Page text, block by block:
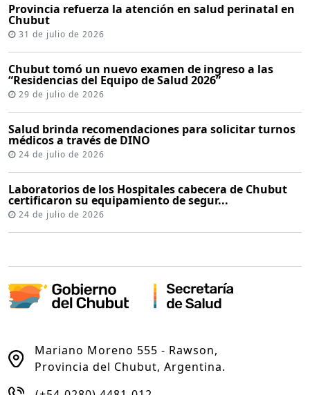
Provincia refuerza la atención en salud perinatal en
Chubut
31 de julio de 2026
Chubut tomó un nuevo examen de ingreso a las
“Residencias del Equipo de Salud 2026”
29 de julio de 2026
Salud brinda recomendaciones para solicitar turnos
médicos a través de DINO
24 de julio de 2026
Laboratorios de los Hospitales cabecera de Chubut
certificaron su equipamiento de segur...
24 de julio de 2026
Mariano Moreno 555 - Rawson,
Provincia del Chubut, Argentina.